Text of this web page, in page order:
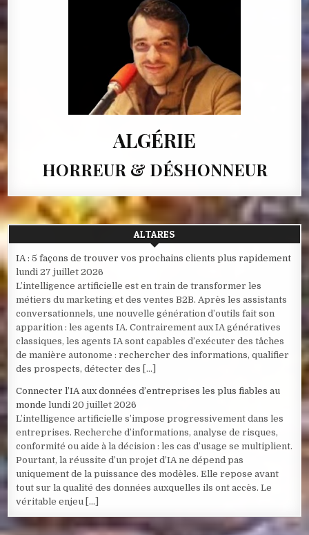
ALGÉRIE
HORREUR & DÉSHONNEUR
ALTARES
IA : 5 façons de trouver vos prochains clients plus rapidement
lundi 27 juillet 2026
L’intelligence artificielle est en train de transformer les
métiers du marketing et des ventes B2B. Après les assistants
conversationnels, une nouvelle génération d’outils fait son
apparition : les agents IA. Contrairement aux IA génératives
classiques, les agents IA sont capables d’exécuter des tâches
de manière autonome : rechercher des informations, qualifier
des prospects, détecter des […]
Connecter l’IA aux données d’entreprises les plus fiables au
monde lundi 20 juillet 2026
L’intelligence artificielle s’impose progressivement dans les
entreprises. Recherche d’informations, analyse de risques,
conformité ou aide à la décision : les cas d’usage se multiplient.
Pourtant, la réussite d’un projet d’IA ne dépend pas
uniquement de la puissance des modèles. Elle repose avant
tout sur la qualité des données auxquelles ils ont accès. Le
véritable enjeu […]